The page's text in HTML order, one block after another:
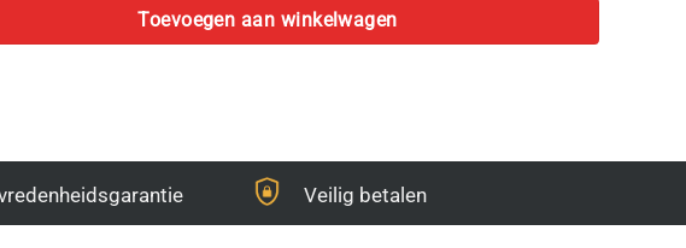
Toevoegen aan winkelwagen
Veilig betalen